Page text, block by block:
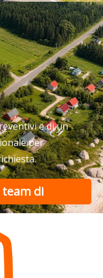
un'auto elettrica a
e di un
per
di